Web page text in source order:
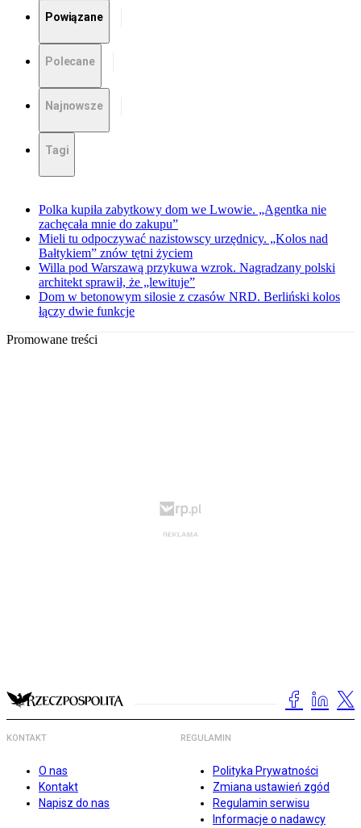
Powiązane
Polecane
Najnowsze
Tagi
Polka kupiła zabytkowy dom we Lwowie. „Agentka nie
zachęcała mnie do zakupu”
Mieli tu odpoczywać nazistowscy urzędnicy. „Kolos nad
Bałtykiem” znów tętni życiem
Willa pod Warszawą przykuwa wzrok. Nagradzany polski
architekt sprawił, że „lewituje”
Dom w betonowym silosie z czasów NRD. Berliński kolos
łączy dwie funkcje
Promowane treści
KONTAKT
O nas
Kontakt
Napisz do nas
REGULAMIN
Polityka Prywatności
Zmiana ustawień zgód
Regulamin serwisu
Informacje o nadawcy